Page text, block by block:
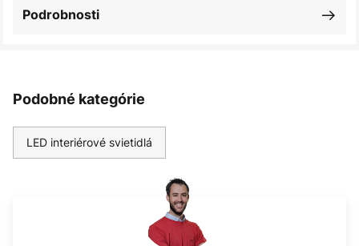
Podrobnosti
Podobné kategórie
LED interiérové svietidlá